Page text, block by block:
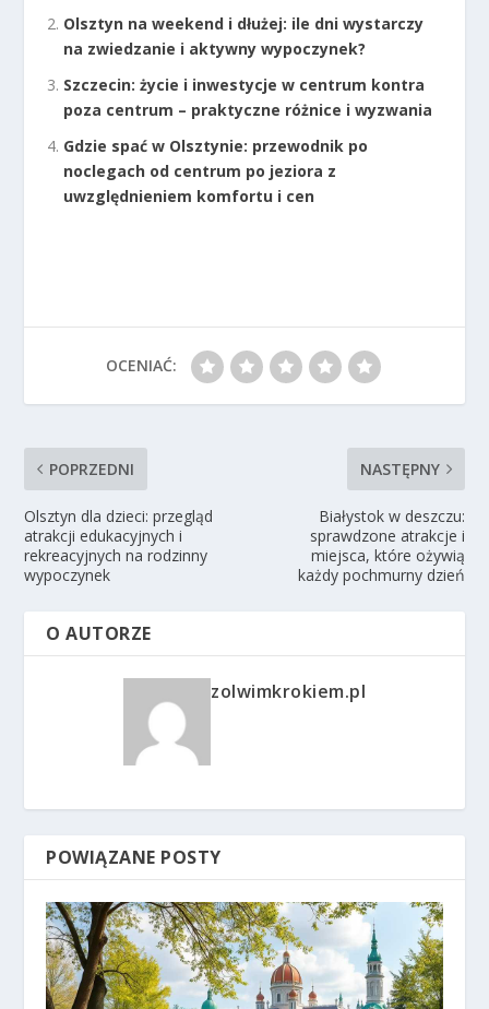
Olsztyn na weekend i dłużej: ile dni wystarczy
na zwiedzanie i aktywny wypoczynek?
Szczecin: życie i inwestycje w centrum kontra
poza centrum – praktyczne różnice i wyzwania
Gdzie spać w Olsztynie: przewodnik po
noclegach od centrum po jeziora z
uwzględnieniem komfortu i cen
OCENIAĆ:
POPRZEDNI
Olsztyn dla dzieci: przegląd
atrakcji edukacyjnych i
rekreacyjnych na rodzinny
wypoczynek
NASTĘPNY
Białystok w deszczu:
sprawdzone atrakcje i
miejsca, które ożywią
każdy pochmurny dzień
O AUTORZE
zolwimkrokiem.pl
POWIĄZANE POSTY